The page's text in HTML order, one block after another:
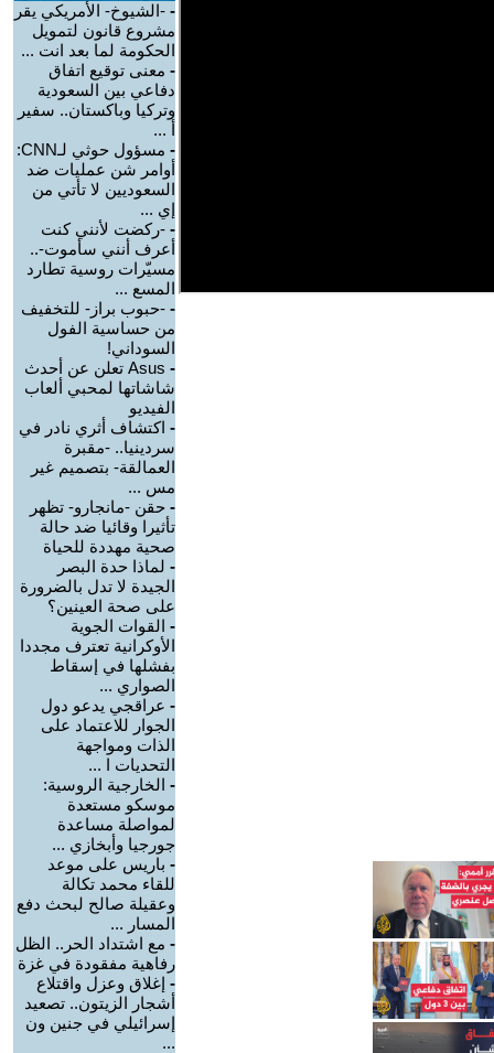
- -الشيوخ- الأمريكي يقر
مشروع قانون لتمويل
الحكومة لما بعد انت ...
- معنى توقيع اتفاق
دفاعي بين السعودية
وتركيا وباكستان.. سفير
أ ...
-
مسؤول حوثي لـCNN:
أوامر شن عمليات ضد
السعوديين لا تأتي من
إي ...
- -ركضت لأنني كنت
أعرف أنني سأموت-..
مسيّرات روسية تطارد
المسع ...
- -حبوب براز- للتخفيف
من حساسية الفول
السوداني!
-
Asus تعلن عن أحدث
شاشاتها لمحبي ألعاب
الفيديو
- اكتشاف أثري نادر في
سردينيا.. -مقبرة
العمالقة- بتصميم غير
مس ...
- حقن -مانجارو- تظهر
تأثيرا وقائيا ضد حالة
صحية مهددة للحياة
- لماذا حدة البصر
الجيدة لا تدل بالضرورة
على صحة العينين؟
- القوات الجوية
الأوكرانية تعترف مجددا
بفشلها في إسقاط
الصواري ...
- عراقجي يدعو دول
الجوار للاعتماد على
الذات ومواجهة
التحديات ا ...
- الخارجية الروسية:
موسكو مستعدة
لمواصلة مساعدة
جورجيا وأبخازي ...
- باريس على موعد
للقاء محمد تكالة
وعقيلة صالح لبحث دفع
المسار ...
- مع اشتداد الحر.. الظل
رفاهية مفقودة في غزة
- إغلاق وعزل واقتلاع
أشجار الزيتون.. تصعيد
إسرائيلي في جنين ون
...